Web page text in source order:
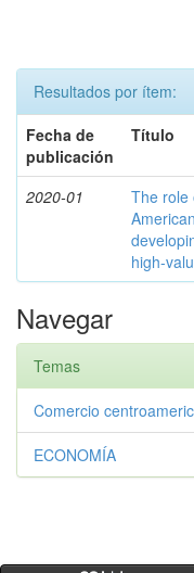
Resultados por ítem:
Fecha de
publicación
Título
2020-01
The role
high-
Navegar
Temas
Comercio
ECONOMÍA